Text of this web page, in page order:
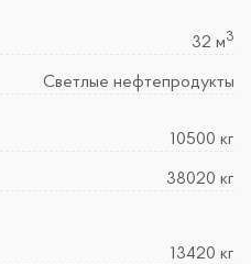
32 м3
Светлые нефтепродукты
10500 кг
38020 кг
13420 кг